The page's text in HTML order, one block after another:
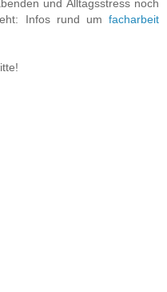
und Alltagsstress noch
Infos rund um facharbeit